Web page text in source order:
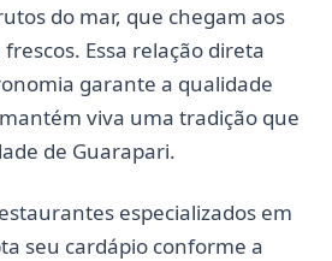
do mar, que chegam aos
Essa relação direta
garante a qualidade
viva uma tradição que
de Guarapari.
especializados em
seu cardápio conforme a